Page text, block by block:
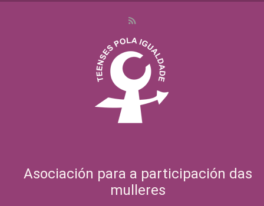
Asociación para a participación das
mulleres